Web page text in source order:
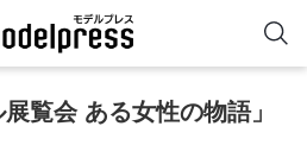
覧会 ある⼥性の物語」